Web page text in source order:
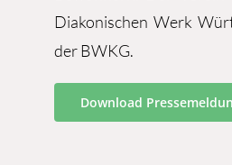
Diakonischen Werk
der BWKG.
Download